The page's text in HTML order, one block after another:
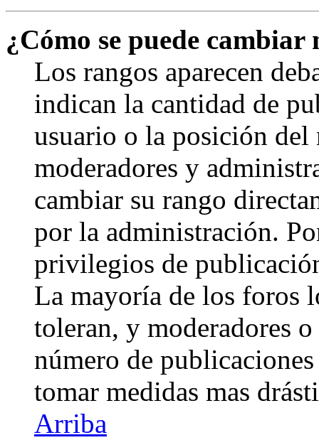
¿Cómo se puede cambiar
Los rangos aparecen
indican la cantidad de
usuario o la posición
moderadores y
cambiar su rango
por la administración.
privilegios de
La mayoría de los foros
toleran, y moderadores
número de
tomar medidas mas
Arriba